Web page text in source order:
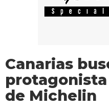
Canarias
de Michelin